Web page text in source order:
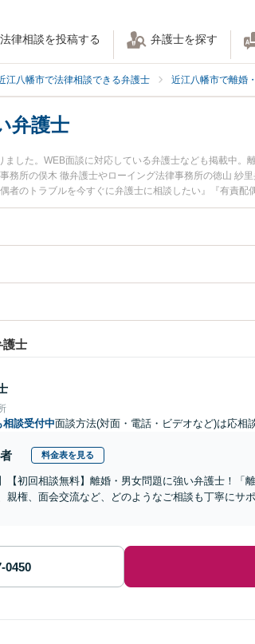
法律相談を投稿する 弁護士を探す
江八幡市で法律相談できる弁護士 近江八幡市で離婚
弁護士
した。WEB面談に対応している弁護士なども掲載中。
務所の俣木 徹弁護士やローイング法律事務所の徳山 紗
者のトラブルを今すぐに弁護士に相談したい』『有責
内の弁護士に相談予約したい』などでお困りの相談者さ
護士
相談受付中面談方法(対面・電話・ビデオなど)は応相
料金表を見る
【初回相談無料】離婚・男女問題に強い弁護士！
親権、面会交流など、どのようなご相談も丁寧にサ